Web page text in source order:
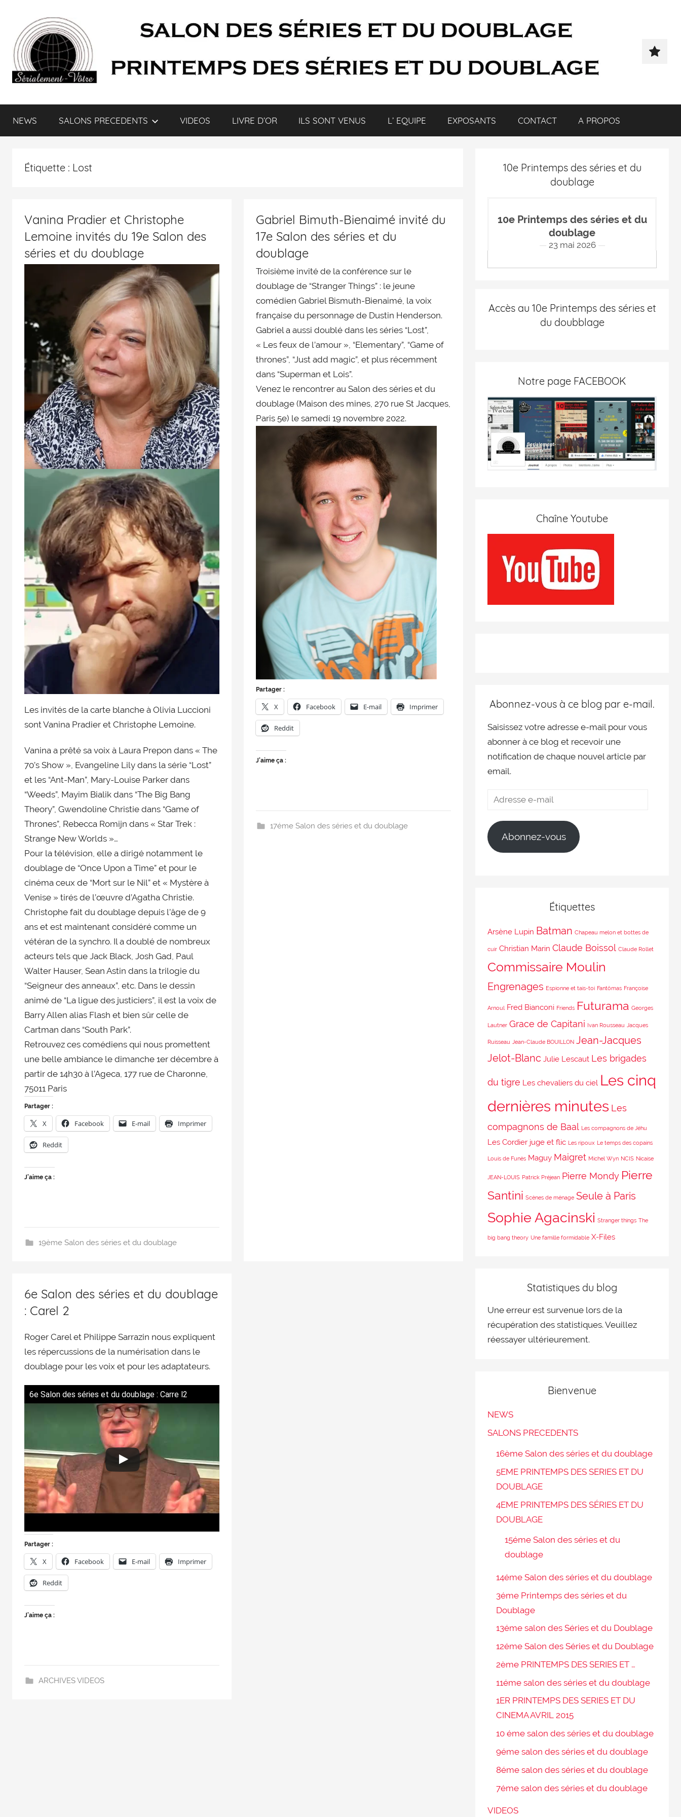
SÉRIALEMENT-
VÔTRE.FR
web
du
printemps
séries
Rendez-
vous
des
doublage
NEWS SALONS PRECEDENTS VIDEOS LIVRE D’OR ILS SONT VENUS L’ EQUIPE EXPOSANTS CONTACT A PROPOS
Étiquette : Lost
Vanina Pradier et Christophe
Lemoine invités du 19e Salon des
séries et du doublage
Les invités de la carte blanche à Olivia Luccioni
sont Vanina Pradier et Christophe Lemoine.
Vanina a prêté sa voix à Laura Prepon dans « The
70’s Show », Evangeline Lily dans la série “Lost”
et les “Ant-Man”, Mary-Louise Parker dans
“Weeds”, Mayim Bialik dans “The Big Bang
Theory”, Gwendoline Christie dans “Game of
Thrones”, Rebecca Romijn dans « Star Trek :
Strange New Worlds »…
Pour la télévision, elle a dirigé notamment le
doublage de “Once Upon a Time” et pour le
cinéma ceux de “Mort sur le Nil” et « Mystère à
Venise » tirés de l’œuvre d’Agatha Christie.
Christophe fait du doublage depuis l’âge de 9
ans et est maintenant considéré comme un
vétéran de la synchro. Il a doublé de nombreux
acteurs tels que Jack Black, Josh Gad, Paul
Walter Hauser, Sean Astin dans la trilogie du
“Seigneur des anneaux”, etc. Dans le dessin
animé de “La ligue des justiciers”, il est la voix de
Barry Allen alias Flash et bien sûr celle de
Cartman dans “South Park”.
Retrouvez ces comédiens qui nous promettent
une belle ambiance le dimanche 1er décembre à
partir de 14h30 à l’Ageca, 177 rue de Charonne,
75011 Paris
Partager :
X Facebook E-mail Imprimer
Reddit
J’aime ça :
19ème Salon des séries et du doublage
Gabriel Bimuth-Bienaimé invité du
17e Salon des séries et du
doublage
Troisième invité de la conférence sur le
doublage de “Stranger Things” : le jeune
comédien Gabriel Bismuth-Bienaimé, la voix
française du personnage de Dustin Henderson.
Gabriel a aussi doublé dans les séries “Lost”,
« Les feux de l’amour », “Elementary”, “Game of
thrones”, “Just add magic”, et plus récemment
dans “Superman et Lois”.
Venez le rencontrer au Salon des séries et du
doublage (Maison des mines, 270 rue St Jacques,
Paris 5e) lesamedi 19 novembre 2022.
Partager :
X Facebook E-mail Imprimer
Reddit
J’aime ça :
17éme Salon des séries et du doublage
6e Salon des séries et du doublage
: Carel 2
Roger Carel et Philippe Sarrazin nous expliquent
les répercussions de la numérisation dans le
doublage pour les voix et pour les adaptateurs.
6e Salon des séries et du doublage : Carre l2
Partager :
X Facebook E-mail Imprimer
Reddit
J’aime ça :
ARCHIVES VIDEOS
10e Printemps des séries et du
doublage
10e Printemps des séries et du
doublage
23 mai 2026
Accès au 10e Printemps des séries et
du doubblage
Notre page FACEBOOK
Chaîne Youtube
Abonnez-vous à ce blog par e-mail.
Saisissez votre adresse e-mail pour vous
abonner à ce blog et recevoir une
notification de chaque nouvel article par
email.
Abonnez-vous
Étiquettes
Arsène Lupin Batman Chapeau melon et bottes de
cuir Christian Marin Claude Boissol Claude Rollet
Commissaire Moulin
Engrenages Espionne et tais-toi Fantômas Françoise
Arnoul Fred Bianconi Friends Futurama Georges
Lautner Grace de Capitani Ivan Rousseau Jacques
Ruisseau Jean-Claude BOUILLON Jean-Jacques
Jelot-Blanc Julie Lescaut Les brigades
du tigre Les chevaliers du ciel Les cinq
dernières minutes Les
compagnons de Baal Les compagnons de Jéhu
Les Cordier juge et flic Les ripoux Le temps des copains
Louis de Funès Maguy Maigret Michel Wyn NCIS Nicaise
JEAN-LOUIS Patrick Préjean Pierre Mondy Pierre
Santini Scènes de ménage Seule à Paris
Sophie Agacinski Stranger things The
big bang theory Une famille formidable X-Files
Statistiques du blog
Une erreur est survenue lors de la
récupération des statistiques. Veuillez
réessayer ultérieurement.
Bienvenue
NEWS
SALONS PRECEDENTS
16ème Salon des séries et du doublage
5EME PRINTEMPS DES SERIES ET DU
DOUBLAGE
4EME PRINTEMPS DES SÉRIES ET DU
DOUBLAGE
15éme Salon des séries et du
doublage
14éme Salon des séries et du doublage
3éme Printemps des séries et du
Doublage
13éme salon des Séries et du Doublage
12éme Salon des Séries et du Doublage
2ème PRINTEMPS DES SERIES ET …
11éme salon des séries et du doublage
1ER PRINTEMPS DES SERIES ET DU
CINEMA AVRIL 2015
10 éme salon des séries et du doublage
9éme salon des séries et du doublage
8éme salon des séries et du doublage
7éme salon des séries et du doublage
VIDEOS